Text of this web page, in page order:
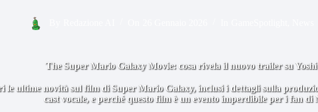
The Super Mario Galaxy Movie: cosa rivela il nuovo trailer su
le ultime novità sul film di Super Mario Galaxy, inclusi i dettagli sulla
cast vocale, e perché questo film è un evento imperdibile per i fan di